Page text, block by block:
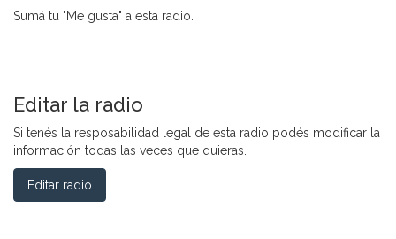
Sumá tu "Me gusta" a esta radio.
Editar la radio
Si tenés la resposabilidad legal de esta radio podés modificar la
información todas las veces que quieras.
Editar radio